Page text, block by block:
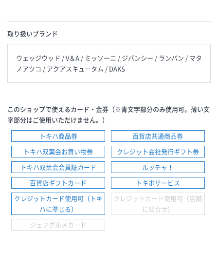
取り扱いブランド
ウェッジウッド / V＆A / ミッソーニ / ジバンシー / ランバン / マタ
ノアツコ / アクアスキュータム / DAKS
このショップで使えるカード・金券（※青文字部分のみ使用可。薄い文
字部分はご使用いただけません。）
トキハ商品券
百貨店共通商品券
トキハ双葉会お買い物券
クレジット会社発行ギフト券
トキハ双葉会会員証カード
ルッチャ！
百貨店ギフトカード
トキポサービス
クレジットカード使用可（トキ
ハに準じる）
クレジットカード使用可（店舗
に問合せ）
ジェフグルメカード